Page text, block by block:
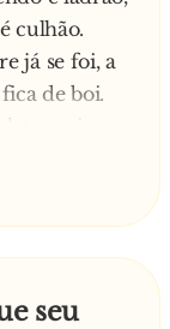
culhão.
já se foi, a
de boi.
o rico se
ou no
toma no
seu